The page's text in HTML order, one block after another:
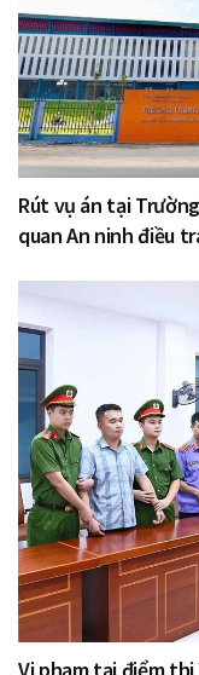
Rút vụ án tại
quan An ninh điều
Vi phạm tại điểm thi